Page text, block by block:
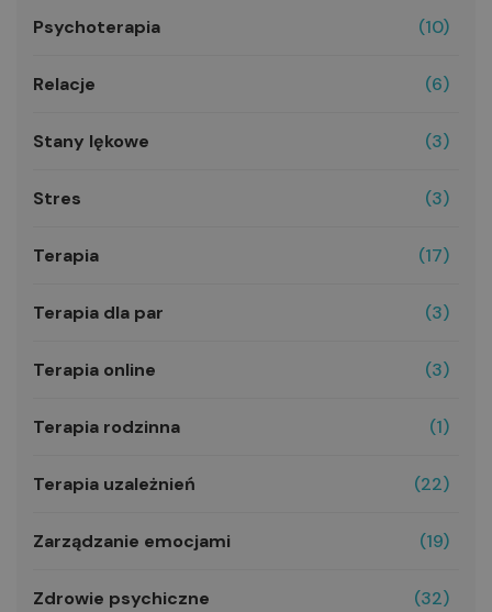
Psychoterapia (10)
Relacje (6)
Stany lękowe (3)
Stres (3)
Terapia (17)
Terapia dla par (3)
Terapia online (3)
Terapia rodzinna (1)
Terapia uzależnień (22)
Zarządzanie emocjami (19)
Zdrowie psychiczne (32)